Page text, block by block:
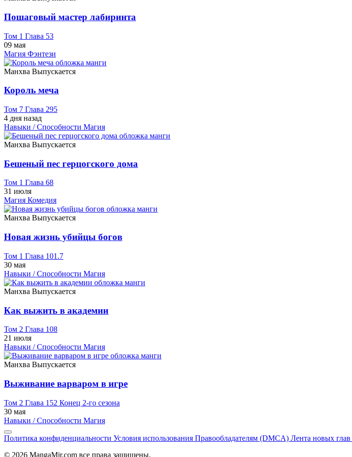
Пошаговый мастер лабиринта
Том 1 Глава 53
09 мая
Магия Фэнтези
Манхва Выпускается
Король меча
Том 7 Глава 295
4 дня назад
Навыки / Способности Магия
Манхва Выпускается
Бешеный пес герцогского дома
Том 1 Глава 68
31 июля
Магия Комедия
Манхва Выпускается
Новая жизнь убийцы богов
Том 1 Глава 101.7
30 мая
Навыки / Способности Магия
Манхва Выпускается
Как выжить в академии
Том 2 Глава 108
21 июля
Навыки / Способности Магия
Манхва Выпускается
Выживание варваром в игре
Том 2 Глава 152 Конец 2-го сезона
30 мая
Навыки / Способности Магия
Политика конфиденциальности Условия использования Правообладателям (DMCA) Лента новых глав
© 2026 MangaMir.com все права защищены.